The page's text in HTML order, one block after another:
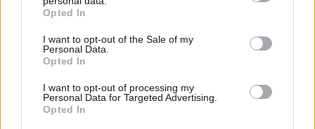
Opted In
I want to opt-out of the Sale of my
Personal Data.
Opted In
I want to opt-out of processing my
Personal Data for Targeted Advertising.
Opted In
που θέλεις να καταβροχθίσεις τα
πάντα μετά την άσκηση
27 Φεβρουαρίου 2026
Ωρίων – Σπάνια νοσήματα
συνδέονται με μνημεία που
διαμόρφωσαν την ιστορία και το